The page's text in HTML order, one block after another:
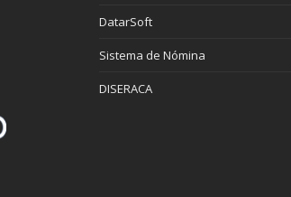
DatarSoft
Sistema de Nómina
DISERACA